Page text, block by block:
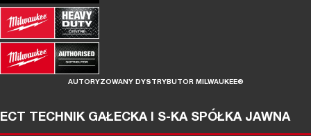
AUTORYZOWANY DYSTRYBUTOR MILWAUKEE®
ECT TECHNIK GAŁECKA I S-KA SPÓŁKA JAWNA